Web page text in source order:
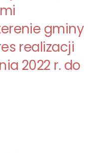
gminy
realizacji
2022 r. do